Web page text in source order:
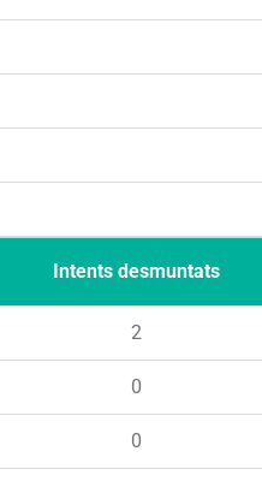
Intents desmuntats
2
0
0